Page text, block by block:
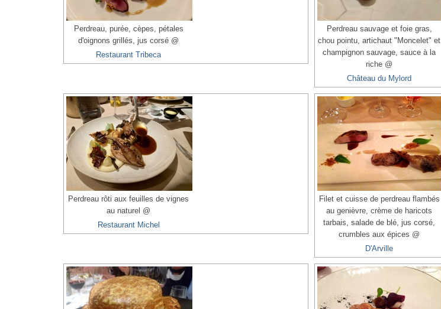
Perdreau, purée, cèpes, pétales
d'oignons grillés, jus corsé @
Restaurant Tribeca
Perdreau sauvage et foie gras,
chou pointu, artichaut "Moncelet" et
champignon sauvage, sauce à la
riche @
Château du Mylord
Perdreau rôti aux feuilles de vignes
au naturel @
Restaurant Michel
Filet et cuisse de perdreau flambés
au genièvre, crème de haricots
tarbais, salade de blé, jus corsé,
crumbles aux épices @
D'Arville